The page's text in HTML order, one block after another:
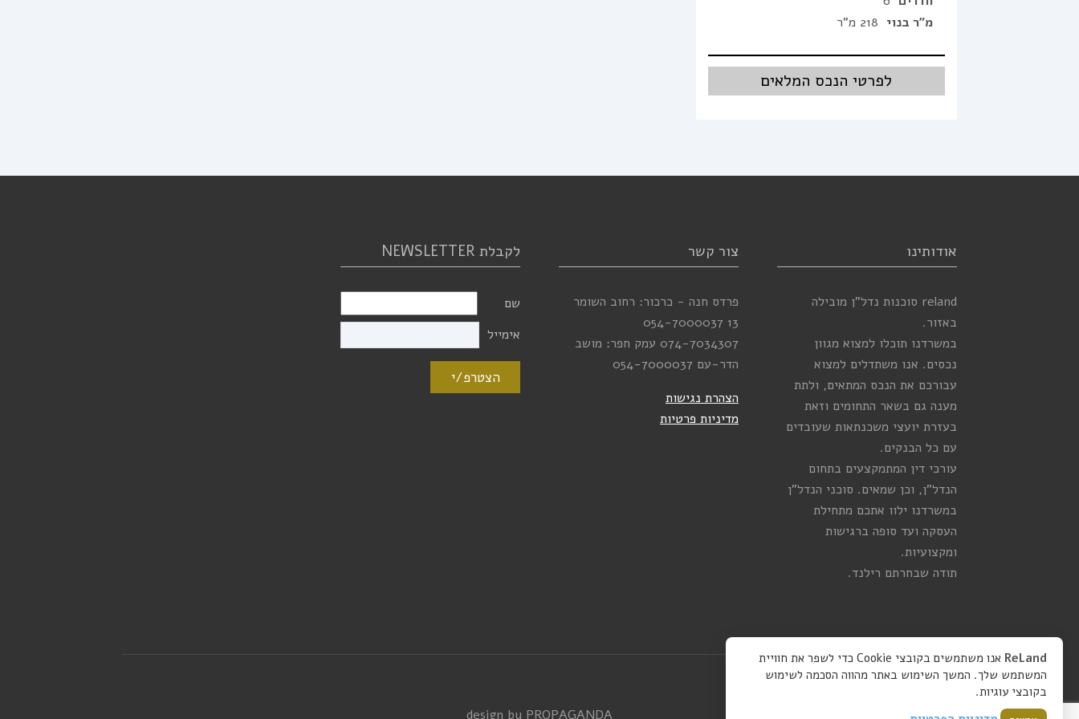
מ"ר בנוי 218 מ"ר
לפרטי הנכס המלאים
אודותינו
reland סוכנות נדל”ן מובילה
באזור.
במשרדנו תוכלו למצוא מגוון
נכסים. אנו משתדלים למצוא
עבורכם את הנכס המתאים, ולתת
מענה גם בשאר התחומים וזאת
בעזרת יועצי משכנתאות שעובדים
עם כל הבנקים.
עורכי דין המתמקצעים בתחום
הנדל”ן, וכן שמאים. סוכני הנדל”ן
במשרדנו ילוו אתכם מתחילת
העסקה ועד סופה ברגישות
ומקצועיות.
תודה שבחרתם רילנד.
צור קשר
פרדס חנה - כרכור: רחוב השומר
13
054-7000037
074-7034307 עמק חפר: מושב
הדר-עם 054-7000037
הצהרת נגישות
מדיניות פרטיות
לקבלת NEWSLETTER
שם
אימייל
הצטרפ/י
design by PROPAGANDA
ReLand
אנו משתמשים בקובצי Cookie כדי לשפר את חוויית
המשתמש שלך. המשך השימוש באתר מהווה הסכמה לשימוש
בקובצי עוגיות.